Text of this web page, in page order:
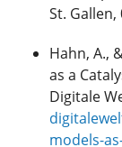
St. Gallen,
Hahn, A.,
as a
Digitale
models-